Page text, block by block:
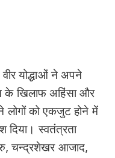
योद्धाओं ने अपने
के खिलाफ अहिंसा और
लोगों को एकजुट होने में
दिया। स्वतंत्रता
चन्द्रशेखर आजाद,